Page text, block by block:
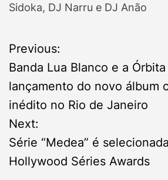
Sidoka, DJ Narru e DJ Anão
P
o
s
t
n
Previous:
Banda Lua Blanco e a
lançamento do novo álbum
inédito no Rio de Janeiro
Next:
Série “Medea” é
Hollywood Séries Awards